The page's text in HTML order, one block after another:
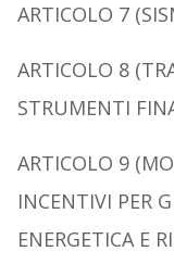
ARTICOLO 7 (S
ARTICOLO 8 (T
STRUMENTI
ARTICOLO 9 (M
INCENTIVI PER
ENERGETICA E